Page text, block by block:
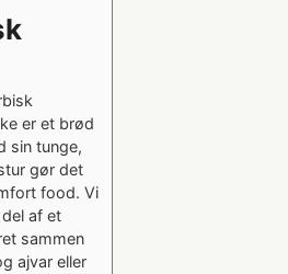
er et brød
sin tunge,
gør det
food. Vi
af et
sammen
ajvar eller